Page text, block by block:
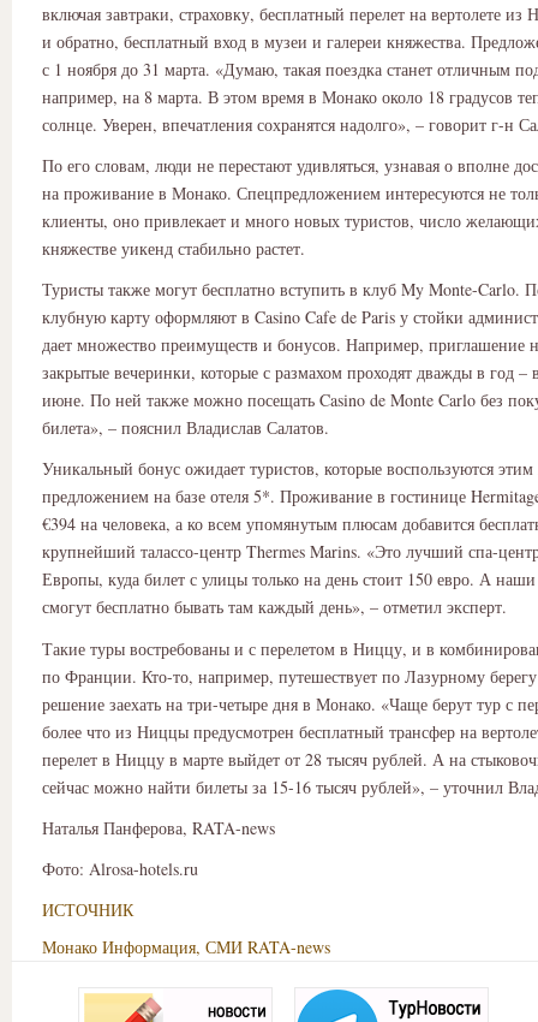
включая завтраки, страховку, бесплатный перелет на вертолете
и обратно, бесплатный вход в музеи и галереи княжества.
с 1 ноября до 31 марта. «Думаю, такая поездка станет отличным
например, на 8 марта. В этом время в Монако около 18 градусов
солнце. Уверен, впечатления сохранятся надолго», – говорит г-н
По его словам, люди не перестают удивляться, узнавая о вполне
на проживание в Монако. Спецпредложением интересуются не
клиенты, оно привлекает и много новых туристов, число
княжестве уикенд стабильно растет.
Туристы также могут бесплатно вступить в клуб My Monte-Carlo.
клубную карту оформляют в Casino Cafe de Paris у стойки
дает множество преимуществ и бонусов. Например, приглашение
закрытые вечеринки, которые с размахом проходят дважды в год –
июне. По ней также можно посещать Casino de Monte Carlo без
билета», – пояснил Владислав Салатов.
Уникальный бонус ожидает туристов, которые воспользуются
предложением на базе отеля 5*. Проживание в гостинице
€394 на человека, а ко всем упомянутым плюсам добавится
крупнейший талассо-центр Thermes Marins. «Это лучший спа-
Европы, куда билет с улицы только на день стоит 150 евро. А
смогут бесплатно бывать там каждый день», – отметил эксперт.
Такие туры востребованы и с перелетом в Ниццу, и в
по Франции. Кто-то, например, путешествует по Лазурному
решение заехать на три-четыре дня в Монако. «Чаще берут тур с
более что из Ниццы предусмотрен бесплатный трансфер на
перелет в Ниццу в марте выйдет от 28 тысяч рублей. А на
сейчас можно найти билеты за 15-16 тысяч рублей», – уточнил
Наталья Панферова, RATA-news
Фото: Alrosa-hotels.ru
ИСТОЧНИК
Монако Информация, СМИ RATA-news